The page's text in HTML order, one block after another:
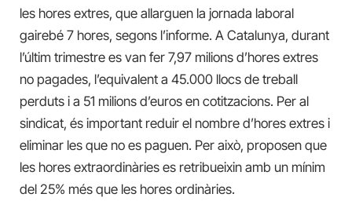
les hores extres, que allarguen la jornada laboral
gairebé 7 hores, segons l’informe. A Catalunya, durant
l’últim trimestre es van fer 7,97 milions d’hores extres
no pagades, l’equivalent a 45.000 llocs de treball
perduts i a 51 milions d’euros en cotitzacions. Per al
sindicat, és important reduir el nombre d’hores extres i
eliminar les que no es paguen. Per això, proposen que
les hores extraordinàries es retribueixin amb un mínim
del 25% més que les hores ordinàries.